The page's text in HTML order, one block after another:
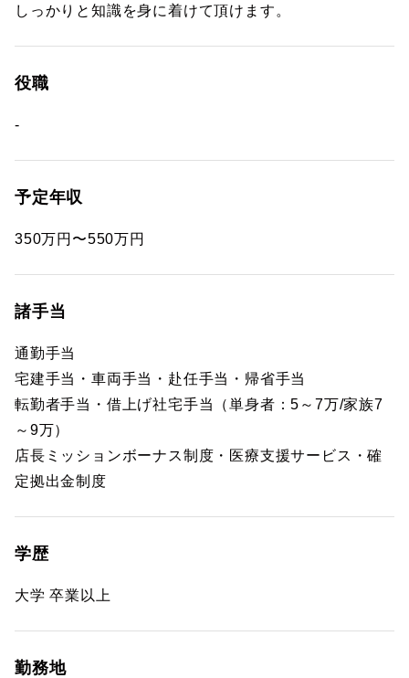
しっかりと知識を身に着けて頂けます。
役職
-
予定年収
350万円〜550万円
諸手当
通勤手当
宅建手当・車両手当・赴任手当・帰省手当
転勤者手当・借上げ社宅手当（単身者：5～7万/家族7
～9万）
店長ミッションボーナス制度・医療支援サービス・確
定拠出金制度
学歴
大学 卒業以上
勤務地